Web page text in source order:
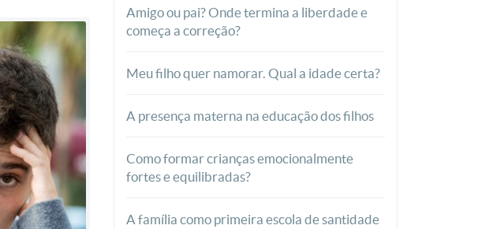
Amigo ou pai? Onde termina a liberdade e
começa a correção?
Meu filho quer namorar. Qual a idade certa?
A presença materna na educação dos filhos
Como formar crianças emocionalmente
fortes e equilibradas?
A família como primeira escola de santidade